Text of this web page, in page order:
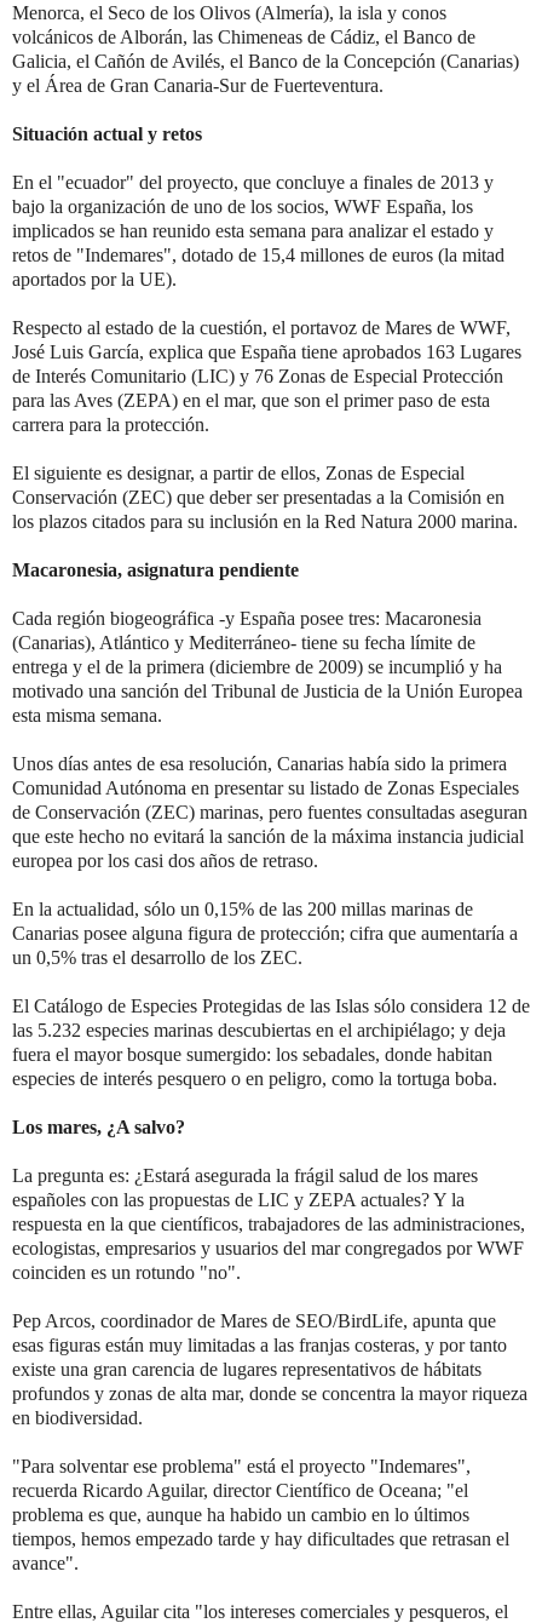
Menorca, el Seco de los Olivos (Almería), la isla y conos
volcánicos de Alborán, las Chimeneas de Cádiz, el Banco de
Galicia, el Cañón de Avilés, el Banco de la Concepción (Canarias)
y el Área de Gran Canaria-Sur de Fuerteventura.
Situación actual y retos
En el "ecuador" del proyecto, que concluye a finales de 2013 y
bajo la organización de uno de los socios, WWF España, los
implicados se han reunido esta semana para analizar el estado y
retos de "Indemares", dotado de 15,4 millones de euros (la mitad
aportados por la UE).
Respecto al estado de la cuestión, el portavoz de Mares de WWF,
José Luis García, explica que España tiene aprobados 163 Lugares
de Interés Comunitario (LIC) y 76 Zonas de Especial Protección
para las Aves (ZEPA) en el mar, que son el primer paso de esta
carrera para la protección.
El siguiente es designar, a partir de ellos, Zonas de Especial
Conservación (ZEC) que deber ser presentadas a la Comisión en
los plazos citados para su inclusión en la Red Natura 2000 marina.
Macaronesia, asignatura pendiente
Cada región biogeográfica -y España posee tres: Macaronesia
(Canarias), Atlántico y Mediterráneo- tiene su fecha límite de
entrega y el de la primera (diciembre de 2009) se incumplió y ha
motivado una sanción del Tribunal de Justicia de la Unión Europea
esta misma semana.
Unos días antes de esa resolución, Canarias había sido la primera
Comunidad Autónoma en presentar su listado de Zonas Especiales
de Conservación (ZEC) marinas, pero fuentes consultadas aseguran
que este hecho no evitará la sanción de la máxima instancia judicial
europea por los casi dos años de retraso.
En la actualidad, sólo un 0,15% de las 200 millas marinas de
Canarias posee alguna figura de protección; cifra que aumentaría a
un 0,5% tras el desarrollo de los ZEC.
El Catálogo de Especies Protegidas de las Islas sólo considera 12 de
las 5.232 especies marinas descubiertas en el archipiélago; y deja
fuera el mayor bosque sumergido: los sebadales, donde habitan
especies de interés pesquero o en peligro, como la tortuga boba.
Los mares, ¿A salvo?
La pregunta es: ¿Estará asegurada la frágil salud de los mares
españoles con las propuestas de LIC y ZEPA actuales? Y la
respuesta en la que científicos, trabajadores de las administraciones,
ecologistas, empresarios y usuarios del mar congregados por WWF
coinciden es un rotundo "no".
Pep Arcos, coordinador de Mares de SEO/BirdLife, apunta que
esas figuras están muy limitadas a las franjas costeras, y por tanto
existe una gran carencia de lugares representativos de hábitats
profundos y zonas de alta mar, donde se concentra la mayor riqueza
en biodiversidad.
"Para solventar ese problema" está el proyecto "Indemares",
recuerda Ricardo Aguilar, director Científico de Oceana; "el
problema es que, aunque ha habido un cambio en lo últimos
tiempos, hemos empezado tarde y hay dificultades que retrasan el
avance".
Entre ellas, Aguilar cita "los intereses comerciales y pesqueros, el